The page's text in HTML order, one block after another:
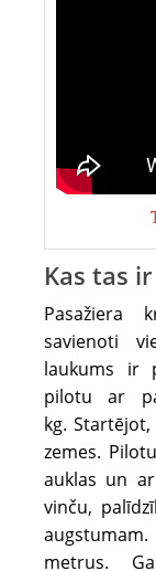
dienas
uz
Lidojumi
notiek
Rīgā,
retāk
Krustpilī
un
Jūrkalnē.
Lai
lidotu
vēlami
Kas tas
Pasažiera
savienoti
laukums ir
pilotu ar
kg.
zemes.
auklas un
vinču,
augstumam.
metrus.